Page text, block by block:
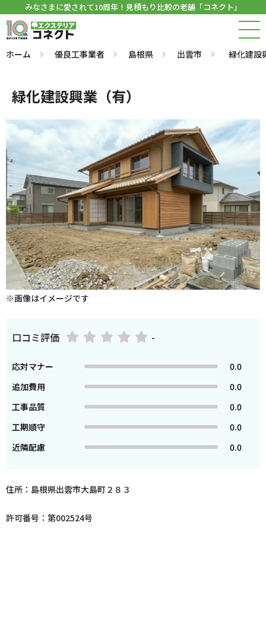
みなさまに愛されて10周年！見積もり比較の老舗「コネクト」
ホーム 優良工事業者 島根県 出雲市 緑化建設
緑化建設興業（有）
※画像はイメージです
口コミ評価 -
応対マナー
0.0
追加費用
0.0
工事品質
0.0
工期順守
0.0
近隣配慮
0.0
住所：島根県出雲市大島町２８３
許可番号：第002524号